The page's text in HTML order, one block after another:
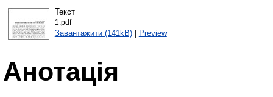
Текст
1.pdf
Завантажити (141kB)| Preview
Анотація